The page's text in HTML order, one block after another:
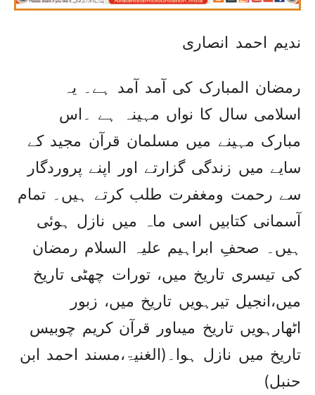
ندیم احمد انصاری
رمضان المبارک کی آمد آمد ہے۔ یہ
اسلامی سال کا نواں مہینہ ہے ۔اس
مبارک مہینے میں مسلمان قرآن مجید کے
سایے میں زندگی گزارتے اور اپنے پروردگار
سے رحمت ومغفرت طلب کرتے ہیں۔ تمام
آسمانی کتابیں اسی ماہ میں نازل ہوئی
ہیں۔ صحفِ ابراہیم علیہ السلام رمضان
کی تیسری تاریخ میں، تورات چھٹی تاریخ
میں،انجیل تیرہویں تاریخ میں، زبور
اٹھارہویں تاریخ میںاور قرآن کریم چوبیس
تاریخ میں نازل ہوا۔(الغنیۃ،مسند احمد ابن
حنبل)